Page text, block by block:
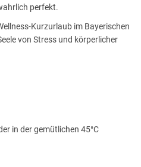
perfekt.
Kurzurlaub im Bayerischen
von Stress und körperlicher
in der gemütlichen 45°C